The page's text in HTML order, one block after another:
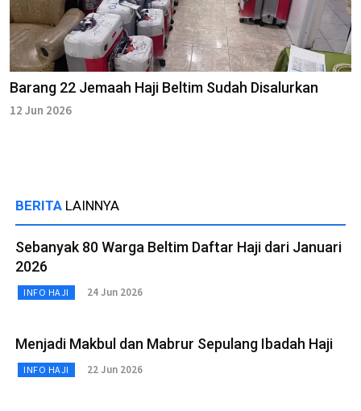
Barang 22 Jemaah Haji Beltim Sudah Disalurkan
12 Jun 2026
BERITA LAINNYA
Sebanyak 80 Warga Beltim Daftar Haji dari Januari
2026
INFO HAJI 24 Jun 2026
Menjadi Makbul dan Mabrur Sepulang Ibadah Haji
INFO HAJI 22 Jun 2026